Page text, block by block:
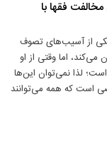
فقها با
از آسیب‌های تصوف
اما وقتی از او
لذا نمی‌توان این‌ها
است که همه می‌توانند